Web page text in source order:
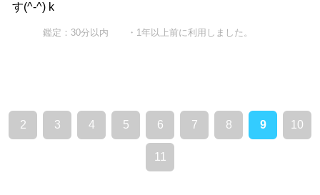
す(^-^) k
鑑定：30分以内 ・1年以上前に利用しました。
2 3 4 5 6 7 8 9 10
11